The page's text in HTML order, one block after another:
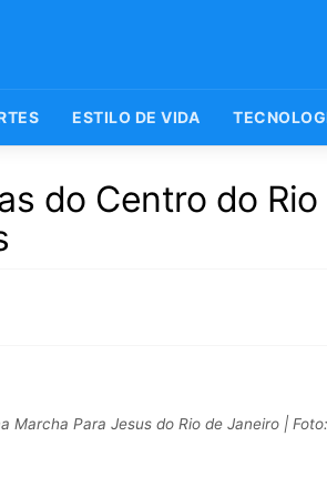
ESTILO DE VIDA
do Centro do
Para Jesus do Rio de Janeiro |